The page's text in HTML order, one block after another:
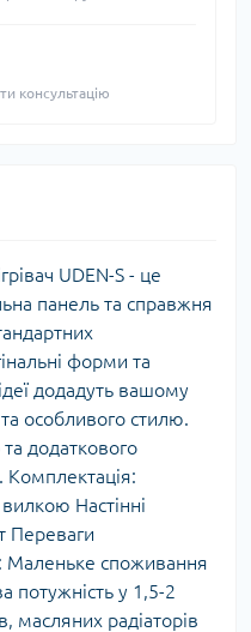
консультацію
UDEN-S - це
панель та справжня
форми та
додадуть вашому
особливого стилю.
додаткового
Комплектація:
Настінні
Переваги
Маленьке споживання
потужність у 1,5-2
масляних радіаторів